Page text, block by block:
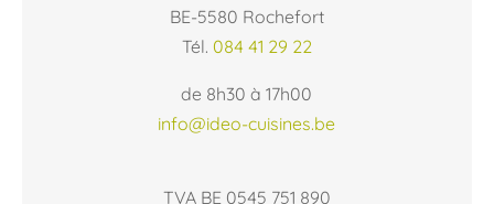
BE-5580 Rochefort
Tél. 084 41 29 22
de 8h30 à 17h00
info@ideo-cuisines.be
TVA BE 0545 751 890